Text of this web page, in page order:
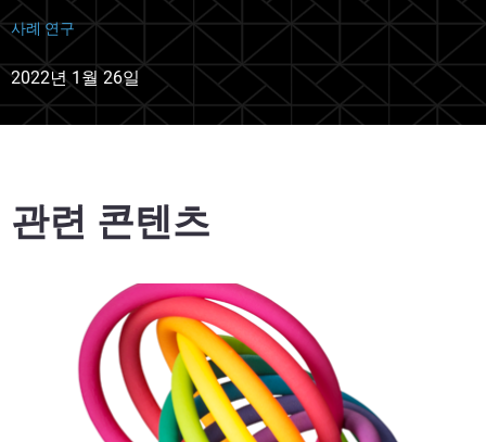
사례 연구
2022년 1월 26일
관련 콘텐츠